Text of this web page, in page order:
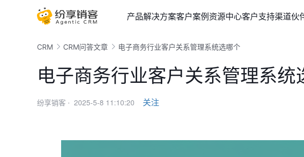
产品解决方案客户案例资源中心客户支持渠道伙
CRM CRM问答文章 电子商务行业客户关系管理系统选哪个
电子商务行业客户关系管理系统
纷享销客 · 2025-5-8 11:10:20 关注